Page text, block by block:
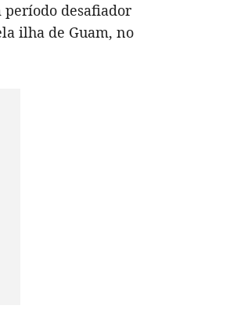
período desafiador
ilha de Guam, no